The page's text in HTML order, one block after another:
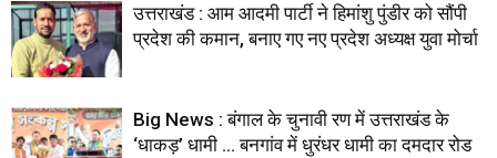
उत्तराखंड : आम आदमी पार्टी ने हिमांशु पुंडीर को सौंपी
प्रदेश की कमान, बनाए गए नए प्रदेश अध्यक्ष युवा मोर्चा
Big News : बंगाल के चुनावी रण में उत्तराखंड के
‘धाकड़’ धामी … बनगांव में धुरंधर धामी का दमदार रोड